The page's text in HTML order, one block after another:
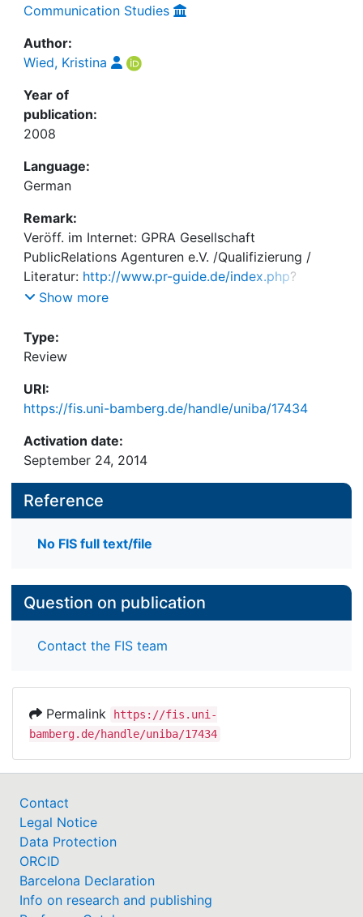
Communication Studies
Author:
Wied, Kristina
Year of
publication:
2008
Language:
German
Remark:
Veröff. im Internet: GPRA Gesellschaft
PublicRelations Agenturen e.V. /Qualifizierung /
Literatur: http://www.pr-guide.de/index.php?
id=181&tx_taliterature_pi1[backPid]=267&tx_talitera
Show more
Type:
Review
URI:
https://fis.uni-bamberg.de/handle/uniba/17434
Activation date:
September 24, 2014
Reference
No FIS full text/file
Question on publication
Contact the FIS team
Permalink
https://fis.uni-
bamberg.de/handle/uniba/17434
Contact
Legal Notice
Data Protection
ORCID
Barcelona Declaration
Info on research and publishing